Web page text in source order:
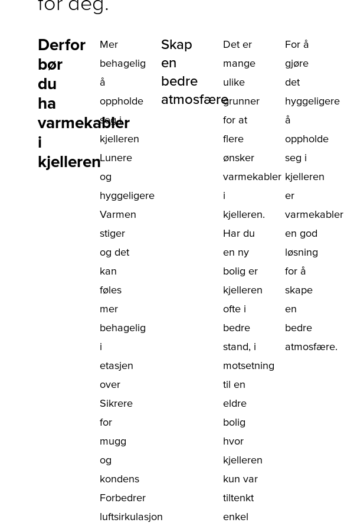
Derfor
bør
du
ha
varmekabler
i
kjelleren
Mer
behagelig
å
oppholde
seg i
kjelleren
Lunere
og
hyggeligere
Varmen
stiger
og det
kan
føles
mer
behagelig
i
etasjen
over
Sikrere
for
mugg
og
kondens
Forbedrer
luftsirkulasjon
Skap
en
bedre
atmosfære
Det er
mange
ulike
grunner
for at
flere
ønsker
varmekabler
i
kjelleren.
Har du
en ny
bolig er
kjelleren
ofte i
bedre
stand, i
motsetning
til en
eldre
bolig
hvor
kjelleren
kun var
tiltenkt
enkel
For å
gjøre
det
hyggeligere
å
oppholde
seg i
kjelleren
er
varmekabler
en god
løsning
for å
skape
en
bedre
atmosfære.